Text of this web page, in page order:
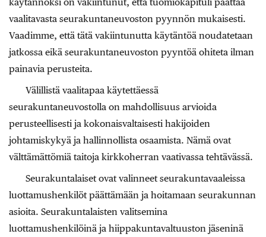
vaalitavasta seurakuntaneuvoston pyynnön mukaisesti.
Vaadimme, että tätä vakiintunutta käytäntöä noudatetaan
jatkossa eikä seurakuntaneuvoston pyyntöä ohiteta ilman
painavia perusteita.
Välillistä vaalitapaa käytettäessä
seurakuntaneuvostolla on mahdollisuus arvioida
perusteellisesti ja kokonaisvaltaisesti hakijoiden
johtamiskykyä ja hallinnollista osaamista. Nämä ovat
välttämättömiä taitoja kirkkoherran vaativassa tehtävässä.
Seurakuntalaiset ovat valinneet seurakuntavaaleissa
luottamushenkilöt päättämään ja hoitamaan seurakunnan
asioita. Seurakuntalaisten valitsemina
luottamushenkilöinä ja hiippakuntavaltuuston jäseninä